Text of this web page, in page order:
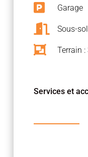
 Garage
 Sous-
 Terrain
Services et